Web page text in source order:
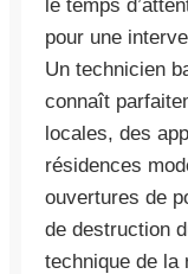
le temps
pour une
Un technicien
connaît
locales, des
résidences
ouvertures de
de destruction
technique de la